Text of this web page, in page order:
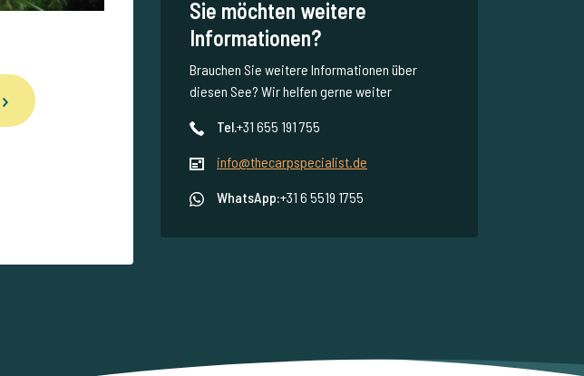
Sie möchten weitere
Informationen?
Brauchen Sie weitere Informationen über
diesen See? Wir helfen gerne weiter
Tel.+31 655 191 755
info@thecarpspecialist.de
WhatsApp:+31 6 5519 1755